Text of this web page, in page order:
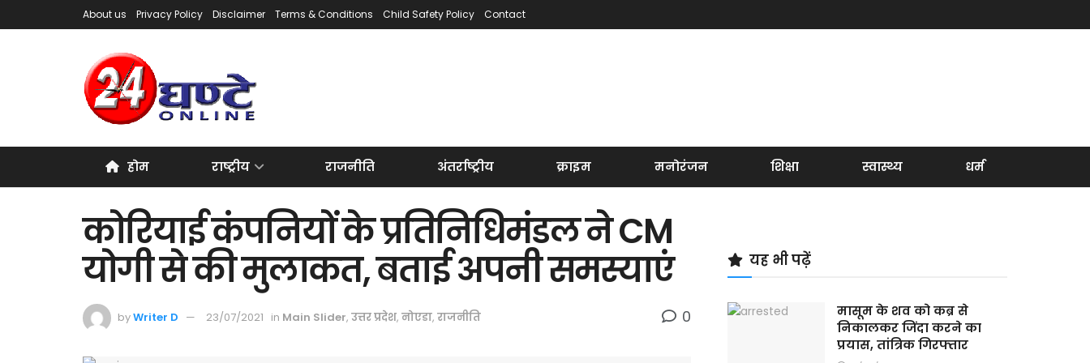
About us Privacy Policy Disclaimer Terms & Conditions Child Safety Policy Contact
होम राष्ट्रीय राजनीति अंतर्राष्ट्रीय क्राइम मनोरंजन शिक्षा स्वास्थ्य धर्म
कोरियाई कंपनियों के प्रतिनिधिमंडल ने CM
योगी से की मुलाकत, बताई अपनी समस्याएं
byWriter D 23/07/2021 in Main Slider, उत्तर प्रदेश, नोएडा, राजनीति 0
यह भी पढ़ें
मासूम के शव को कब्र से
निकालकर जिंदा करने का
प्रयास, तांत्रिक गिरफ्तार